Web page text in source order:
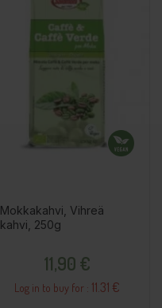
Mokkakahvi, Vihreä
kahvi, 250g
11,90 €
Log in to buy for : 11.31 €